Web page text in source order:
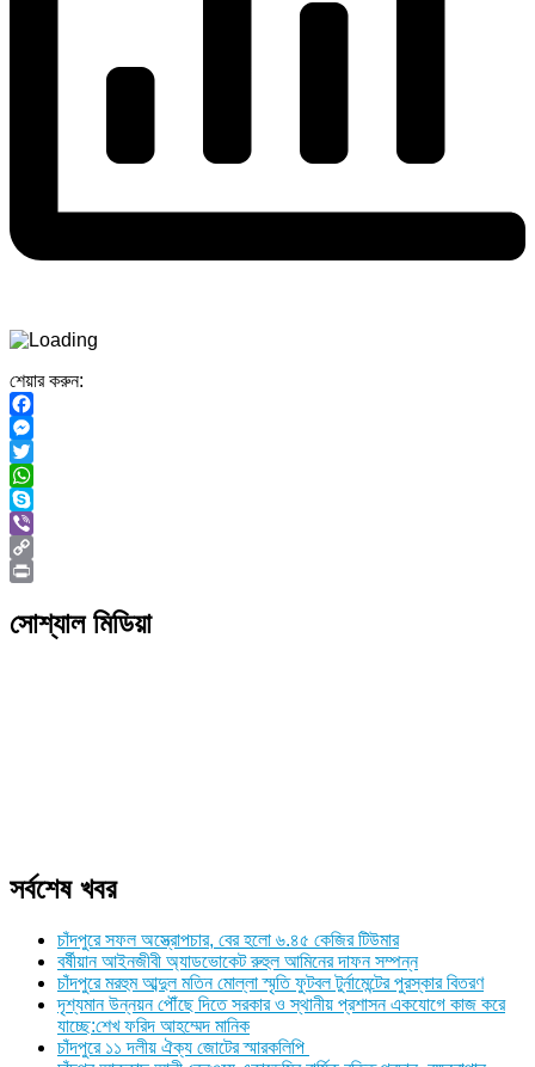
শেয়ার করুন:
Facebook
Messenger
Twitter
WhatsApp
Skype
Viber
Copy
সোশ্যাল মিডিয়া
সর্বশেষ খবর
চাঁদপুরে সফল অস্ত্রোপচার, বের হলো ৬.৪৫ কেজির টিউমার
বর্ষীয়ান আইনজীবী অ্যাডভোকেট রুহুল আমিনের দাফন সম্পন্ন
চাঁদপুরে মরহুম আব্দুল মতিন মোল্লা স্মৃতি ফুটবল টুর্নামেন্টের পুরস্কার বিতরণ
দৃশ্যমান উন্নয়ন পৌঁছে দিতে সরকার ও স্থানীয় প্রশাসন একযোগে কাজ করে
যাচ্ছে:শেখ ফরিদ আহম্মেদ মানিক
চাঁদপুরে ১১ দলীয় ঐক্য জোটের স্মারকলিপি